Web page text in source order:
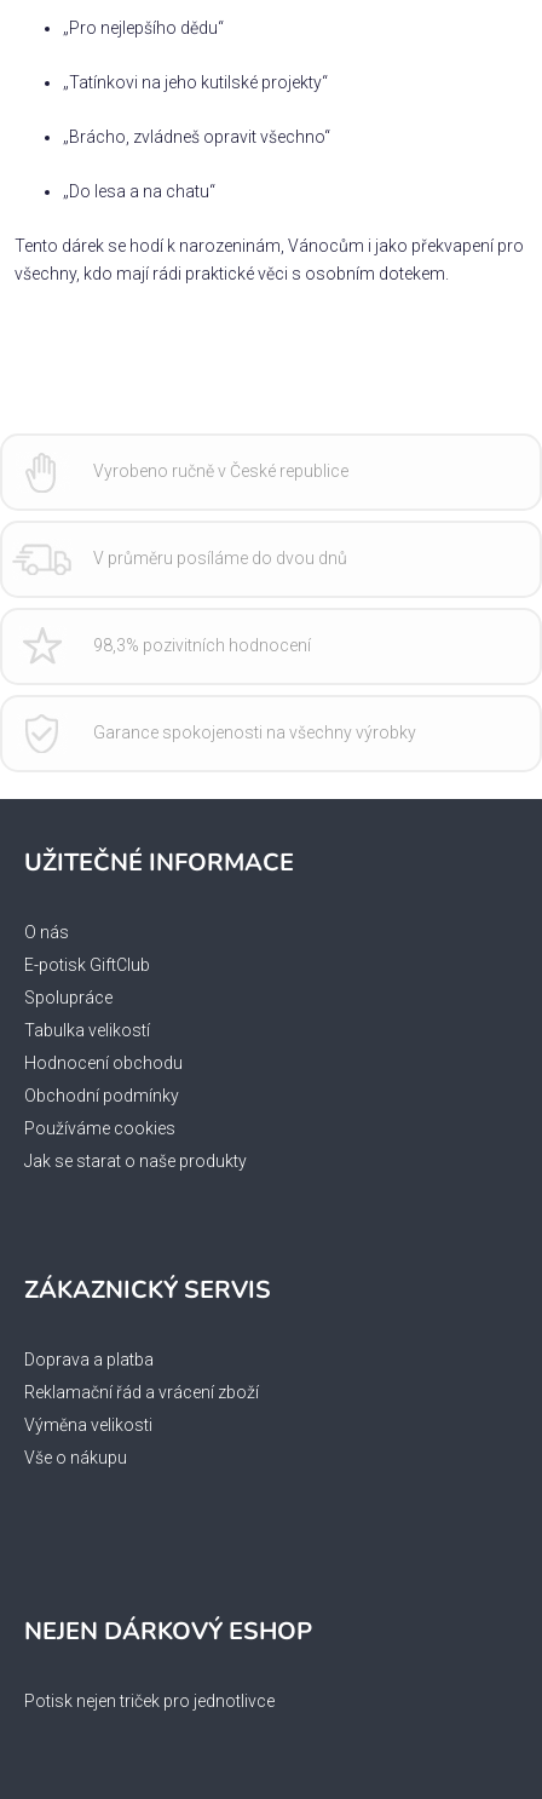
„Pro nejlepšího dědu“
„Tatínkovi na jeho kutilské projekty“
„Brácho, zvládneš opravit všechno“
„Do lesa a na chatu“
Tento dárek se hodí k narozeninám, Vánocům i jako překvapení pro
všechny, kdo mají rádi praktické věci s osobním dotekem.
Vyrobeno ručně v České republice
V průměru posíláme do dvou dnů
98,3% pozivitních hodnocení
Garance spokojenosti na všechny výrobky
UŽITEČNÉ INFORMACE
O nás
E-potisk GiftClub
Spolupráce
Tabulka velikostí
Hodnocení obchodu
Obchodní podmínky
Používáme cookies
Jak se starat o naše produkty
ZÁKAZNICKÝ SERVIS
Doprava a platba
Reklamační řád a vrácení zboží
Výměna velikosti
Vše o nákupu
NEJEN DÁRKOVÝ ESHOP
Potisk nejen triček pro jednotlivce